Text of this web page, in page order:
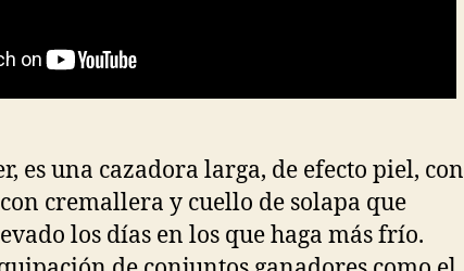
es una cazadora larga, de efecto piel, con
cremallera y cuello de solapa que
los días en los que haga más frío.